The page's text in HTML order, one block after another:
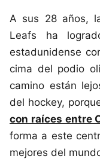
A sus 28 años,
Leafs ha
estadunidense
cima del podio
camino están
del hockey,
con raíces entre
forma a este
mejores del